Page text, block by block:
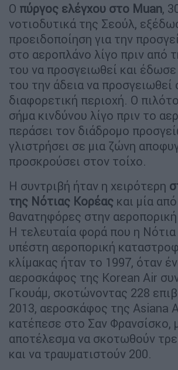
Ο πύργος ελέγχου στο Muan,
νοτιοδυτικά της Σεούλ,
προειδοποίηση για την
στο αεροπλάνο λίγο πριν από
του να προσγειωθεί και
του την άδεια να προσγειωθεί
διαφορετική περιοχή. Ο
σήμα κινδύνου λίγο πριν το
περάσει τον διάδρομο
γλιστρήσει σε μια ζώνη
προσκρούσει στον τοίχο.
Η συντριβή ήταν η χειρότερη
της Νότιας Κορέας και μία
θανατηφόρες στην αεροπορική
Η τελευταία φορά που η
υπέστη αεροπορική
κλίμακας ήταν το 1997, όταν
αεροσκάφος της Korean Air
Γκουάμ, σκοτώνοντας 228
2013, αεροσκάφος της Asiana
κατέπεσε στο Σαν Φρανσίσκο,
αποτέλεσμα να σκοτωθούν
και να τραυματιστούν 200.